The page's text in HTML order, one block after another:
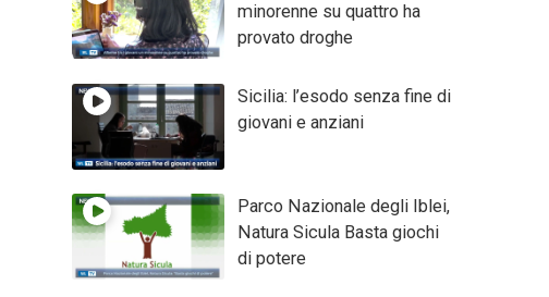
minorenne su quattro ha
provato droghe
Sicilia: l’esodo senza fine di
giovani e anziani
Parco Nazionale degli Iblei,
Natura Sicula Basta giochi
di potere